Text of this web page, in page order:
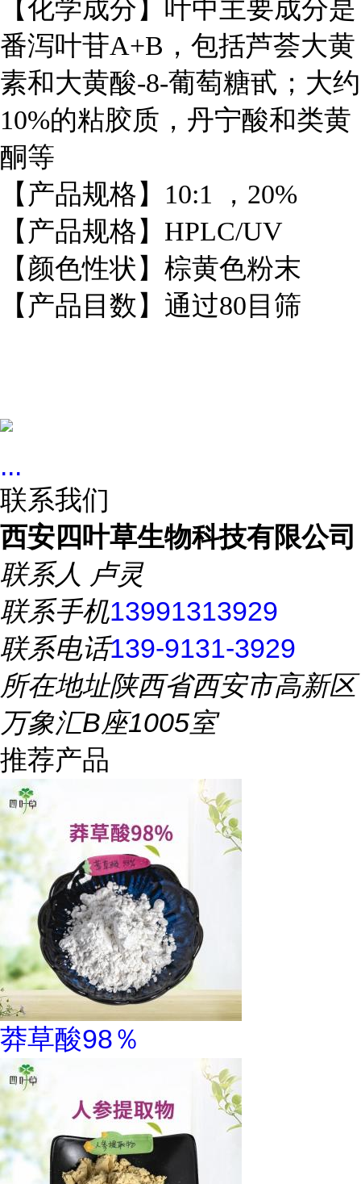
【化学成分】叶中主要成分是
番泻叶苷A+B，包括芦荟大黄
素和大黄酸-8-葡萄糖甙；大约
10%的粘胶质，丹宁酸和类黄
酮等
【产品规格】10:1 ，20%
【产品规格】HPLC/UV
【颜色性状】棕黄色粉末
【产品目数】通过80目筛
...
联系我们
西安四叶草生物科技有限公司
联系人 卢灵
联系手机13991313929
联系电话139-9131-3929
所在地址陕西省西安市高新区
万象汇B座1005室
推荐产品
莽草酸98％